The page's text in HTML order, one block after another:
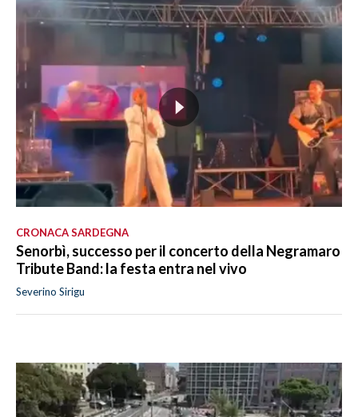
CRONACA SARDEGNA
Senorbì, successo per il concerto della Negramaro
Tribute Band: la festa entra nel vivo
Severino Sirigu